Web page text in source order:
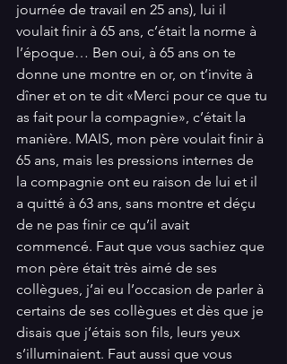
journée de travail en 25 ans), lui il
voulait finir à 65 ans, c’était la norme à
l’époque… Ben oui, à 65 ans on te
donne une montre en or, on t’invite à
dîner et on te dit «Merci pour ce que tu
as fait pour la compagnie», c’était la
manière. MAIS, mon père voulait finir à
65 ans, mais les pressions internes de
la compagnie ont eu raison de lui et il
a quitté à 63 ans, sans montre et déçu
de ne pas finir ce qu’il avait
commencé. Faut que vous sachiez que
mon père était très aimé de ses
collègues, j’ai eu l’occasion de parler à
certains de ses collègues et dès que je
disais que j’étais son fils, leurs yeux
s’illuminaient. Faut aussi que vous